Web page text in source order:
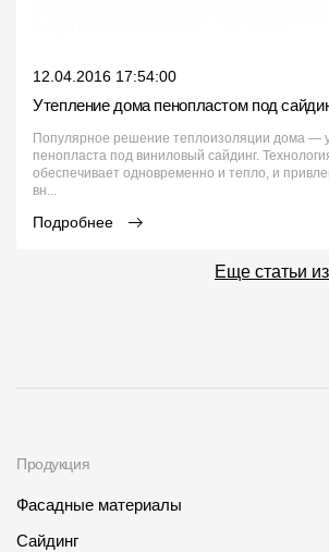
12.04.2016 17:54:00
Утепление дома пенопластом под
Популярное решение теплоизоляции дома —
пенопласта под виниловый сайдинг.
обеспечивает одновременно и тепло, и
вн...
Подробнее
Еще статьи
Продукция
Фасадные материалы
Сайдинг